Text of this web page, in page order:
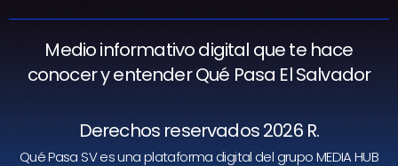
Medio informativo digital que te hace
conocer y entender Qué Pasa El Salvador
Derechos reservados 2026 R.
Qué Pasa SV es una plataforma digital del grupo MEDIA HUB